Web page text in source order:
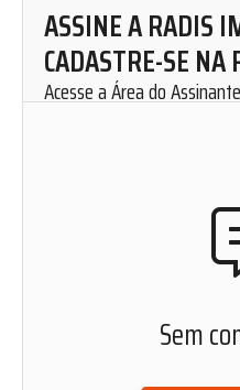
ASSINE A RADIS
CADASTRE-SE
Acesse a Área do
ACESSAR ÁREA DO
Sem